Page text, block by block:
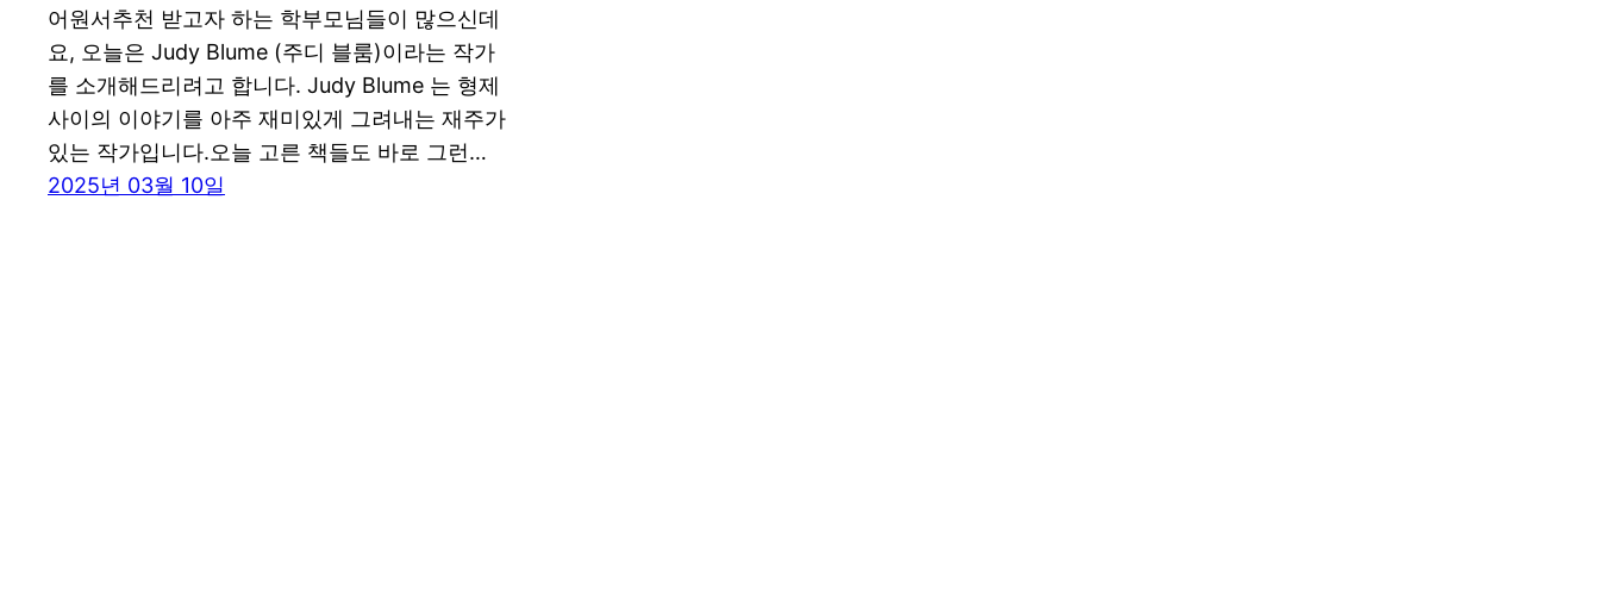
어원서추천 받고자 하는 학부모님들이 많으신데
요, 오늘은 Judy Blume (주디 블룸)이라는 작가
를 소개해드리려고 합니다. Judy Blume 는 형제
사이의 이야기를 아주 재미있게 그려내는 재주가
있는 작가입니다.오늘 고른 책들도 바로 그런…
2025년 03월 10일